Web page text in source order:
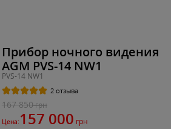
Прибор ночного видения
AGM PVS-14 NW1
PVS-14 NW1
2 отзыва
167 850грн
Цена: 157 000 грн